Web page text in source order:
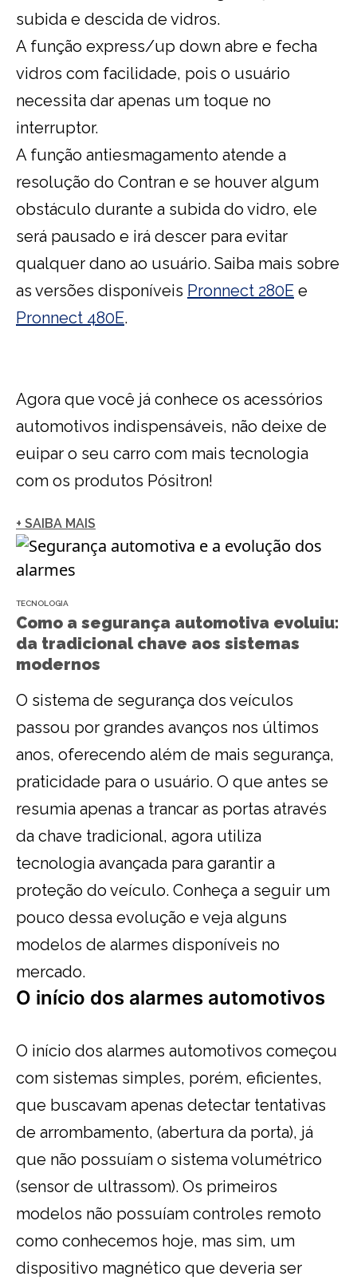
subida e descida de vidros.
A função express/up down abre e fecha
vidros com facilidade, pois o usuário
necessita dar apenas um toque no
interruptor.
A função antiesmagamento atende a
resolução do Contran e se houver algum
obstáculo durante a subida do vidro, ele
será pausado e irá descer para evitar
qualquer dano ao usuário. Saiba mais sobre
as versões disponíveis Pronnect 280E e
Pronnect 480E.
Agora que você já conhece os acessórios
automotivos indispensáveis, não deixe de
euipar o seu carro com mais tecnologia
com os produtos Pósitron!
+ SAIBA MAIS
TECNOLOGIA
Como a segurança automotiva evoluiu:
da tradicional chave aos sistemas
modernos
O sistema de segurança dos veículos
passou por grandes avanços nos últimos
anos, oferecendo além de mais segurança,
praticidade para o usuário. O que antes se
resumia apenas a trancar as portas através
da chave tradicional, agora utiliza
tecnologia avançada para garantir a
proteção do veículo. Conheça a seguir um
pouco dessa evolução e veja alguns
modelos de alarmes disponíveis no
mercado.
O início dos alarmes automotivos
O início dos alarmes automotivos começou
com sistemas simples, porém, eficientes,
que buscavam apenas detectar tentativas
de arrombamento, (abertura da porta), já
que não possuíam o sistema volumétrico
(sensor de ultrassom). Os primeiros
modelos não possuíam controles remoto
como conhecemos hoje, mas sim, um
dispositivo magnético que deveria ser